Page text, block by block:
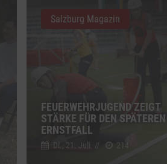
FEUERWEHRJUGEND ZEIGT
STÄRKE FÜR DEN SPÄTEREN
ERNSTFALL
Di., 21. Juli // 214
Salzburg Magazin